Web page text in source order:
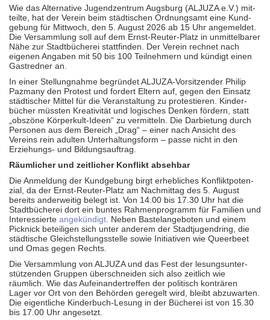
Wie das Alternative Jugend­zentrum Augsburg (ALJUZA e.V.) mit­
teilte, hat der Verein beim städti­schen Ordnungs­amt eine Kund­
gebung für Mittwoch, den 5. August 2026 ab 15 Uhr ange­meldet.
Die Ver­sammlung soll auf dem Ernst-Reuter-Platz in unmittel­barer
Nähe zur Stadt­bücherei stattfinden. Der Verein rechnet nach
eigenen Angaben mit 50 bis 100 Teil­nehmern und kündigt einen
Gastredner an.
In einer Stellungnahme begründet ALJUZA-Vor­sitzender Philip
Pazmany den Protest und fordert Eltern auf, gegen den Einsatz
städti­scher Mittel für die Ver­an­staltung zu prote­stieren. Kinder­
bücher müssten Krea­tivität und logisches Denken fördern, statt
„obszöne Körperkult-Ideen“ zu ver­mitteln. Die Dar­bietung durch
Personen aus dem Bereich „Drag“ – einer nach Ansicht des
Vereins rein adulten Unter­haltungs­form – passe nicht in den
Erzie­hungs- und Bildungs­auftrag.
Räumlicher und zeitlicher Konflikt absehbar
Die Anmeldung der Kundgebung birgt erhebliches Konflikt­poten­
zial, da der Ernst-Reuter-Platz am Nachmittag des 5. August
bereits ander­weitig belegt ist. Von 14.00 bis 17.30 Uhr hat die
Stadt­bücherei dort ein buntes Rahmen­programm für Familien und
Inter­essierte ange­kündigt . Neben Bastel­angeboten und einem
Picknick beteiligen sich unter anderem der Stadt­jugend­ring, die
städti­sche Gleich­stellungs­stelle sowie Ini­tia­tiven wie Queerbeet
und Omas gegen Rechts.
Die Versammlung von ALJUZA und das Fest der lesungs­unter­
stützenden Gruppen über­schneiden sich also zeitlich wie
räumlich. Wie das Auf­einan­der­treffen der politisch konträren
Lager vor Ort von den Behörden geregelt wird, bleibt abzu­warten.
Die eigent­liche Kinderbuch-Lesung in der Bücherei ist von 15.30
bis 17.00 Uhr angesetzt.